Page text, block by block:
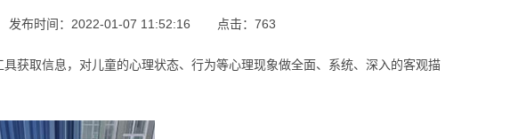
发布时间：2022-01-07 11:52:16 点击： 763
获取信息，对儿童的心理状态、行为等心理现象做全面、系统、深入的客观描